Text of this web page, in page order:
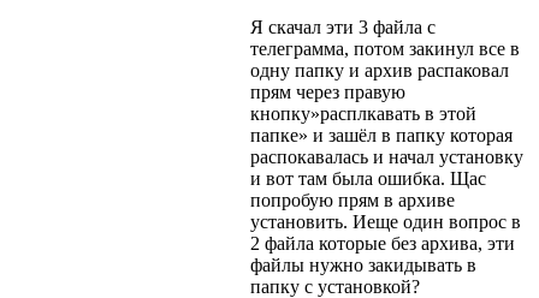
Я скачал эти 3 файла с
телеграмма, потом закинул все в
одну папку и архив распаковал
прям через правую
кнопку»расплкавать в этой
папке» и зашёл в папку которая
распокавалась и начал установку
и вот там была ошибка. Щас
попробую прям в архиве
установить. Иеще один вопрос в
2 файла которые без архива, эти
файлы нужно закидывать в
папку с установкой?